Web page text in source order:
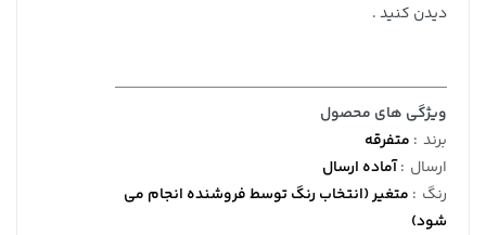
دیدن کنید .
ویژگی های محصول
برند : متفرقه
ارسال :آماده ارسال
رنگ : متغیر (انتخاب رنگ توسط فروشنده انجام می
شود)